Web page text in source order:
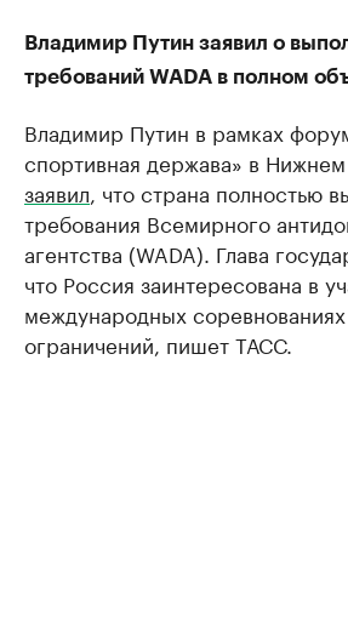
Владимир Путин заявил о
требований WADA в полном
Владимир Путин в рамках
спортивная держава» в
заявил , что страна полностью
требования Всемирного
агентства (WADA). Глава
что Россия заинтересована в
международных
ограничений, пишет ТАСС.